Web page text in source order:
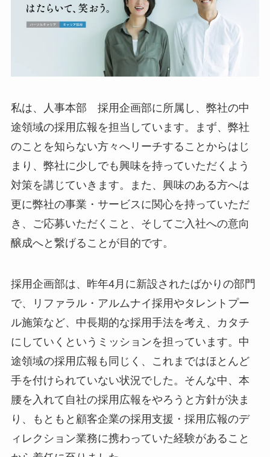
私は、人事本部 採用企画部に所属し、弊社の中
途領域の採用広報を担当しています。まず、弊社
のことを知らない方々へリーチすることからはじ
まり、弊社に少しでも興味を持っていただくよう
対策を講じていきます。また、興味のある方へは
更に弊社の事業・サービスに関心を持っていただ
き、ご応募いただくこと、そしてご入社への意向
醸成へと繋げることが目的です。
採用企画部は、昨年4月に新設されたばかりの部門
で、リファラル・アルムナイ採用やタレントプー
ル施策など、中長期的な採用手法を考え、カタチ
にしていくというミッションを担っています。中
途領域の採用広報も同じく、これまではほとんど
手を付けられていない状況でした。そんな中、本
腰を入れて自社の採用広報をやろうと方針が決ま
り、もともと顧客企業の採用支援・採用広報のデ
ィレクション業務に携わっていた経験があること